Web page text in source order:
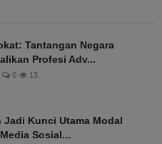
Tantangan Negara
Profesi Adv...
0 13
Jadi Kunci Utama Modal
Sosial...